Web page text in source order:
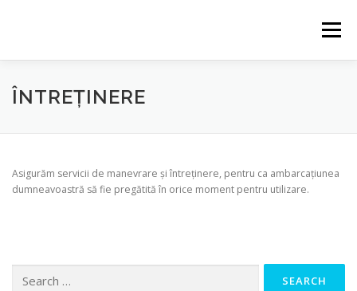
Menu
AVANTAJE DESPRE
ÎNTREȚINERE
Asigurăm servicii de manevrare și întreținere, pentru ca ambarcațiunea
dumneavoastră să fie pregătită în orice moment pentru utilizare.
for: